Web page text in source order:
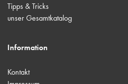
Tipps & Tricks
unser Gesamtkatalog
Information
Kontakt